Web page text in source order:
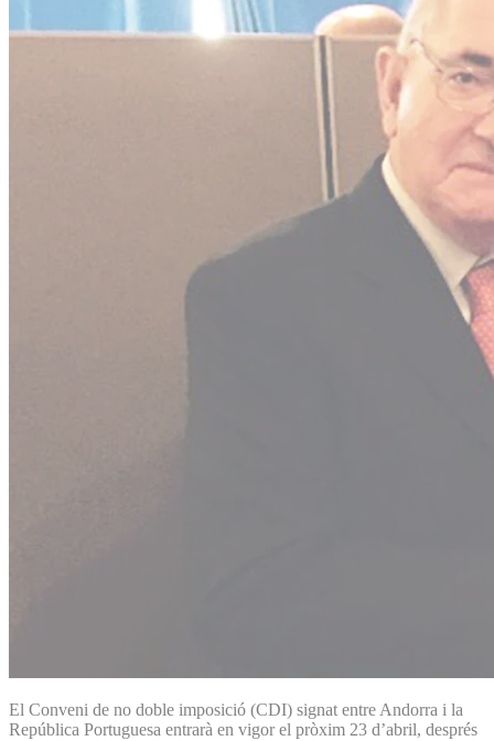
El Conveni de no doble imposició (CDI) signat entre Andorra i la
República Portuguesa entrarà en vigor el pròxim 23 d’abril, després